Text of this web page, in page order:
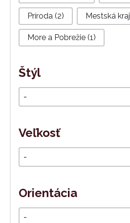
Príroda (2) Mestská
More a Pobrežie (1)
Štýl
Veľkosť
Orientácia